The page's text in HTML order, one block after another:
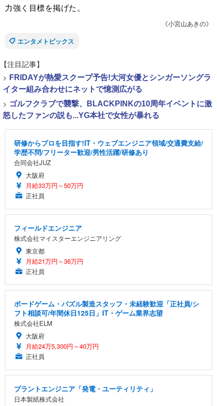
力強く目標を掲げた。
《小宮山あきの》
エンタメトピックス
【注目記事】
> FRIDAYが熱愛スクープ予告!大河女優とシンガーソングラ
イター組み合わせにネットで憶測広がる
> ゴルフクラブで襲撃、BLACKPINKの10周年イベントに激
怒したファンの説も...YG本社で女性が暴れる
研修からプロを目指す!IT・ウェブエンジニア領域/交通費支給/
学歴不問/フリーター歓迎/男性活躍/研修あり
合同会社JUZ
大阪府
月給33万円～50万円
正社員
フィールドエンジニア
株式会社マイスターエンジニアリング
東京都
月給21万円～36万円
正社員
ボードゲーム・パズル製造スタッフ・未経験歓迎「正社員/シ
フト相談可/年間休日125日」IT・ゲーム業界志望
株式会社ELM
大阪府
月給24万5,300円～40万円
正社員
プラントエンジニア「発電・ユーティリティ」
日本製紙株式会社